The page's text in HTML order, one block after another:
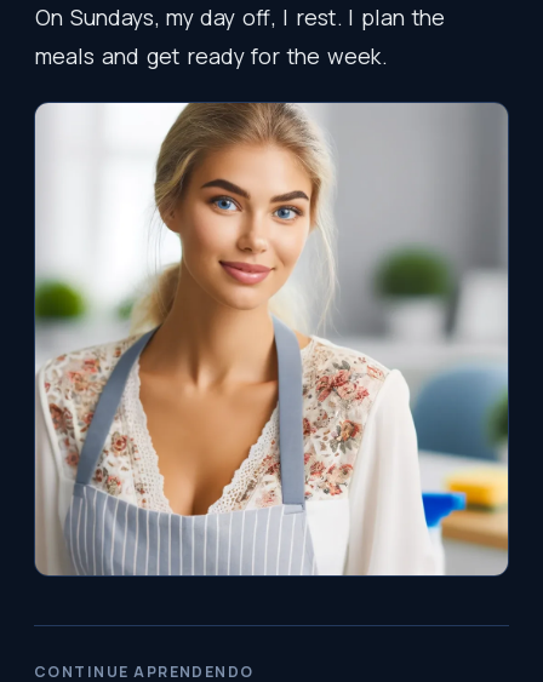
On Sundays, my day off, I rest. I plan the
meals and get ready for the week.
CONTINUE APRENDENDO